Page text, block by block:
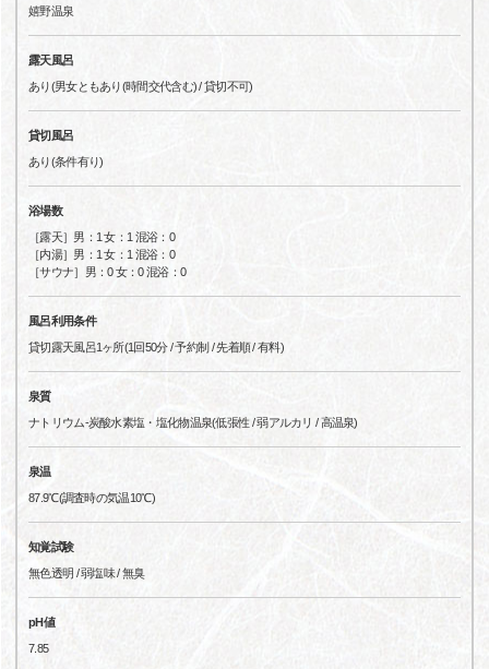
嬉野温泉
露天風呂
あり(男女ともあり(時間交代含む) / 貸切不可)
貸切風呂
あり(条件有り)
浴場数
［露天］男：1 女：1 混浴：0
［内湯］男：1 女：1 混浴：0
［サウナ］男：0 女：0 混浴：0
風呂利用条件
貸切露天風呂1ヶ所(1回50分 / 予約制 / 先着順 / 有料)
泉質
ナトリウム-炭酸水素塩・塩化物温泉(低張性 / 弱アルカリ / 高温泉)
泉温
87.9℃(調査時の気温10℃)
知覚試験
無色透明 / 弱塩味 / 無臭
pH値
7.85